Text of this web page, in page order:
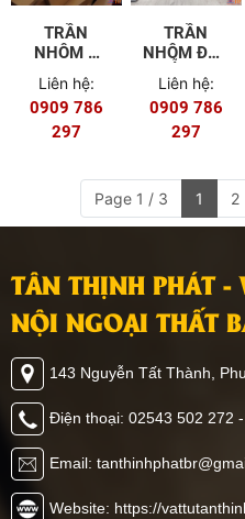
TRẦN
NHÔM U
PHI TIÊU
CHUẨN
TALIDA
Liên hệ:
0909 786
297
TRẦN
NHÔM ĐỤC
LỖ PHI
TIÊU
CHUẨN
TALIDA
Liên hệ:
0909 786
297
Page 1 / 3 1 2
TÂN THỊNH PHÁT -
NỘI NGOẠI THẤT
143 Nguyễn Tất Thành,
Điện thoại: 02543 502 272
Email:
Website: https://